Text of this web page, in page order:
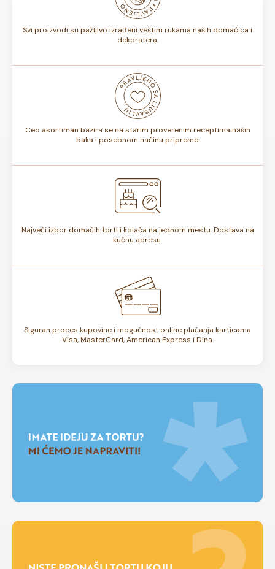
Svi proizvodi su pažljivo izrađeni veštim rukama naših domaćica i
dekoratera.
Ceo asortiman bazira se na starim proverenim receptima naših
baka i posebnom načinu pripreme.
Najveći izbor domaćih torti i kolača na jednom mestu. Dostava na
kućnu adresu.
Siguran proces kupovine i mogućnost online plaćanja karticama
Visa, MasterCard, American Express i Dina.